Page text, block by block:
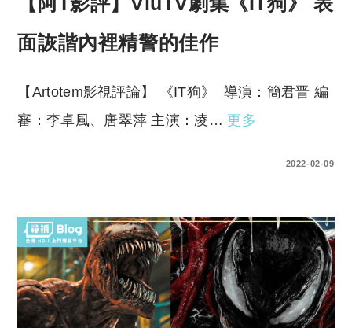
面詼諧內裡精警的佳作
【Artotem影視評論】 《IT狗》 導演：簡君晋 編
審：李卓風、唐翠萍 主演：凌… 更多
2022-02-09